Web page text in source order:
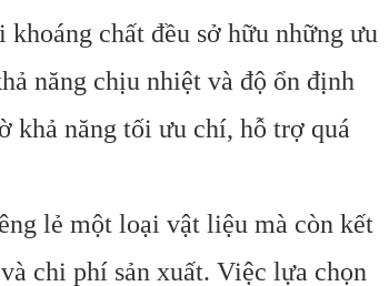
chất đều sở hữu những ưu
năng chịu nhiệt và độ ổn định
khả năng tối ưu chí, hỗ trợ quá
lẻ một loại vật liệu mà còn kết
chi phí sản xuất. Việc lựa chọn